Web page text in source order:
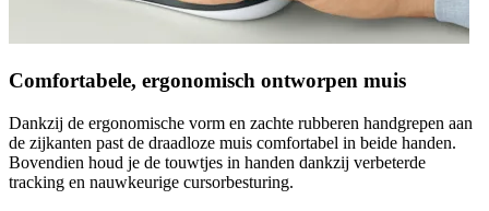
Comfortabele, ergonomisch ontworpen muis
Dankzij de ergonomische vorm en zachte rubberen handgrepen aan
de zijkanten past de draadloze muis comfortabel in beide handen.
Bovendien houd je de touwtjes in handen dankzij verbeterde
tracking en nauwkeurige cursorbesturing.